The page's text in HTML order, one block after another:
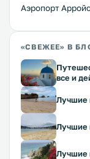
Аэропорт
«СВЕЖЕЕ» В
все и
Лучшие
Лучшие
Лучшие